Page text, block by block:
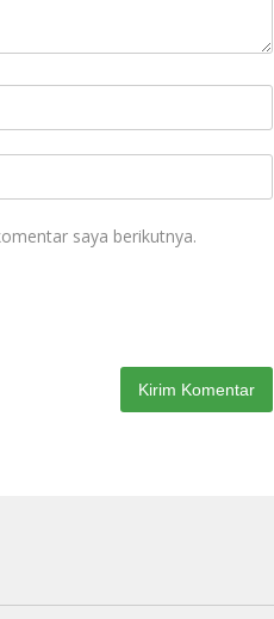
saya berikutnya.